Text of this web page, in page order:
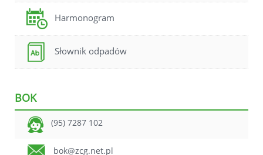
Harmonogram
Słownik odpadów
BOK
(95) 7287 102
bok@zcg.net.pl